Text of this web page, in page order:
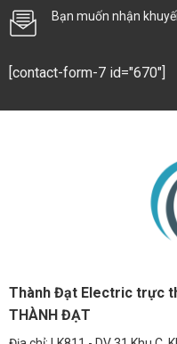
Bạn muốn nhận
[contact-form-7 id="670"]
Thành Đạt Electric trực
THÀNH ĐẠT